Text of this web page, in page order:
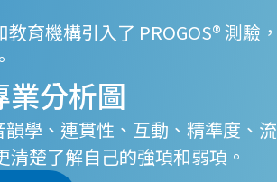
育機構引入了 PROGOS® 測驗，
業分析圖
學、連貫性、互動、精準度、流
楚了解自己的強項和弱項。